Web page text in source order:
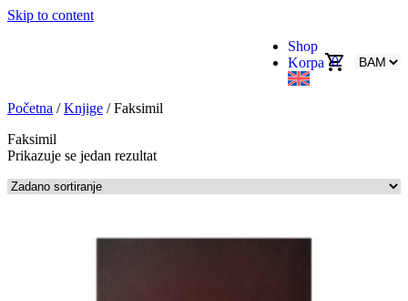
Skip to content
Shop
Korpa 0
Početna /Knjige / Faksimil
Faksimil
Prikazuje se jedan rezultat